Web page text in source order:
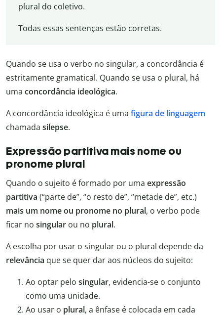
plural do coletivo.
Todas essas sentenças estão corretas.
Quando se usa o verbo no singular, a concordância é
estritamente gramatical. Quando se usa o plural, há
uma concordância ideológica.
A concordância ideológica é uma figura de linguagem
chamada silepse.
Expressão partitiva mais nome ou
pronome plural
Quando o sujeito é formado por uma expressão
partitiva (“parte de”, “o resto de”, “metade de”, etc.)
mais um nome ou pronome no plural, o verbo pode
ficar no singular ou no plural.
A escolha por usar o singular ou o plural depende da
relevância que se quer dar aos núcleos do sujeito:
Ao optar pelo singular, evidencia-se o conjunto
como uma unidade.
Ao usar o plural, a ênfase é colocada em cada